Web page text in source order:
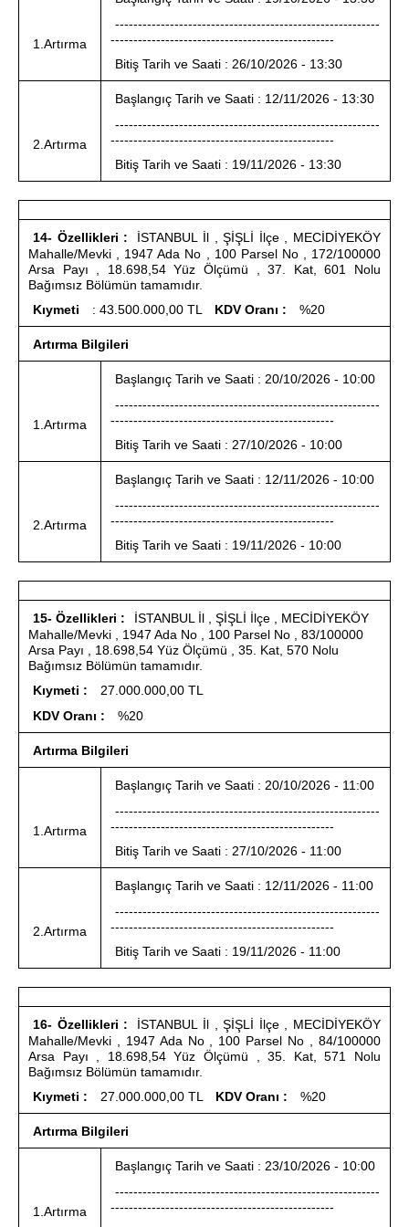
Sizlere daha iyi bir hizmet sunabilmek için İnternet
Sitemizde kendimize ve üçüncü kişilere ait çerezler
kullanılmaktadır. Bu çerezler vasıtasıyla çeşitli kişisel
toplumu hizmetlerinin sunulması amacıyla
kullanılmaktadır. Diğer çerezler, sitemizin daha işlevsel
kılınması ve kişiselleştirilmesi ve sizlere yönelik
reklam/pazarlama faaliyetlerinin yapılması, amaçlarıyla
sınırlı olarak açık rızanız dahilinde kullanılacaktır.
Çerezlere ilişkin tercihlerinizi aşağıda yer alan panel
vasıtasıyla belirleyebilirsiniz. Çerezlere ilişkin detaylı bilgi
için Ayarlar butonuna tıklayabilir,
Metnimizi
ziyaret edebilirsiniz.
6698 sayılı Kişisel Verilerin Korunması Kanunu uyarınca
hazırlanmış Aydınlatma Metnimizi okumak ve sitemizde
1.Artırma
----------------------------------------------------------
-------------------------------------------------
Bitiş Tarih ve Saati : 26/10/2026 - 13:30
2.Artırma
Başlangıç Tarih ve Saati : 12/11/2026 - 13:30
----------------------------------------------------------
-------------------------------------------------
Bitiş Tarih ve Saati : 19/11/2026 - 13:30
14- Özellikleri :
İSTANBUL İl , ŞİŞLİ İlçe , MECİDİYEKÖY
Mahalle/Mevki , 1947 Ada No , 100 Parsel No , 172/100000
Arsa Payı , 18.698,54 Yüz Ölçümü , 37. Kat, 601 Nolu
Bağımsız Bölümün tamamıdır.
Kıymeti
: 43.500.000,00 TL KDV Oranı : %20
Artırma Bilgileri
1.Artırma
Başlangıç Tarih ve Saati : 20/10/2026 - 10:00
----------------------------------------------------------
-------------------------------------------------
Bitiş Tarih ve Saati : 27/10/2026 - 10:00
2.Artırma
Başlangıç Tarih ve Saati : 12/11/2026 - 10:00
----------------------------------------------------------
-------------------------------------------------
Bitiş Tarih ve Saati : 19/11/2026 - 10:00
15- Özellikleri :
İSTANBUL İl , ŞİŞLİ İlçe , MECİDİYEKÖY
Mahalle/Mevki , 1947 Ada No , 100 Parsel No , 83/100000
Arsa Payı , 18.698,54 Yüz Ölçümü , 35. Kat, 570 Nolu
Bağımsız Bölümün tamamıdır.
Kıymeti :
27.000.000,00 TL
KDV Oranı :
%20
Artırma Bilgileri
1.Artırma
Başlangıç Tarih ve Saati : 20/10/2026 - 11:00
----------------------------------------------------------
-------------------------------------------------
Bitiş Tarih ve Saati : 27/10/2026 - 11:00
2.Artırma
Başlangıç Tarih ve Saati : 12/11/2026 - 11:00
----------------------------------------------------------
-------------------------------------------------
Bitiş Tarih ve Saati : 19/11/2026 - 11:00
16- Özellikleri :
İSTANBUL İl , ŞİŞLİ İlçe , MECİDİYEKÖY
Mahalle/Mevki , 1947 Ada No , 100 Parsel No , 84/100000
Arsa Payı , 18.698,54 Yüz Ölçümü , 35. Kat, 571 Nolu
Bağımsız Bölümün tamamıdır.
Kıymeti :
27.000.000,00 TL KDV Oranı : %20
Artırma Bilgileri
1.Artırma
Başlangıç Tarih ve Saati : 23/10/2026 - 10:00
----------------------------------------------------------
-------------------------------------------------